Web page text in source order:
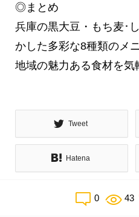
◎まとめ
兵庫の黒大豆・もち麦･
かした多彩な8種類のメ
地域の魅力ある食材を気
Tweet
Hatena
0 43